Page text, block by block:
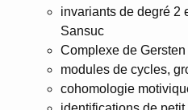
invariants de degré 2
Sansuc
Complexe de
modules de cycles,
cohomologie